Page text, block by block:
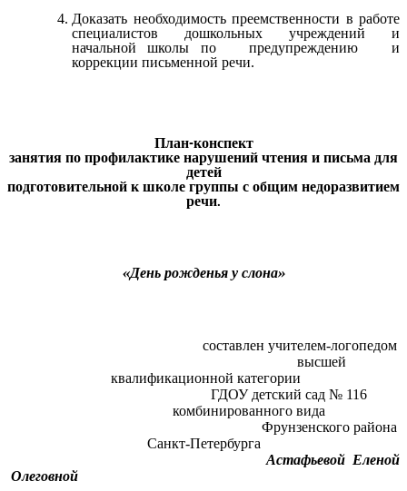
Доказать необходимость преемственности в работе
специалистов дошкольных учреждений и
начальной школы по предупреждению и
коррекции письменной речи.
План-конспект
занятия по профилактике нарушений чтения и письма для
детей
подготовительной к школе группы с общим недоразвитием
речи.
«День рожденья у слона»
составлен учителем-логопедом
высшей
квалификационной категории
ГДОУ детский сад № 116
комбинированного вида
Фрунзенского района
Санкт-Петербурга
Астафьевой Еленой
Олеговной